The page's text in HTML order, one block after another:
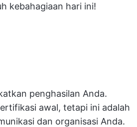
kebahagiaan hari ini!
penghasilan Anda.
awal, tetapi ini adalah
dan organisasi Anda.